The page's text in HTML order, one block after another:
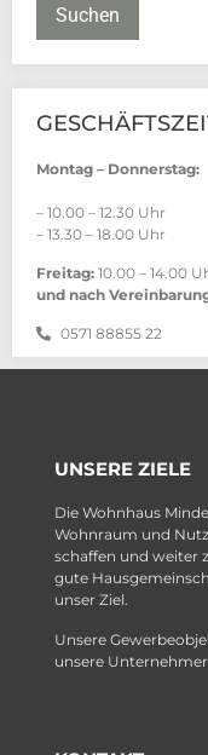
Suchen
Montag – Donnerstag:
– 10.00 – 12.30 Uhr
– 13.30 – 18.00 Uhr
Freitag: 10.00 – 14.00
und nach
0571 88855 22
UNSERE ZIELE
Die Wohnhaus
Wohnraum und
schaffen und weiter
gute
unser Ziel.
Unsere
unsere Unternehmer.